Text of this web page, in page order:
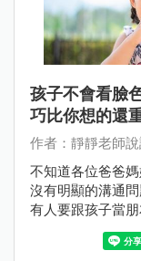
孩子不會看臉
巧比你想的還
作者：靜靜老師
不知道各位爸爸
沒有明顯的溝通
有人要跟孩子當
師看，語言治療
不需要上課，但